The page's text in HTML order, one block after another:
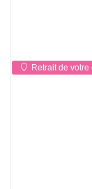
Retrait de